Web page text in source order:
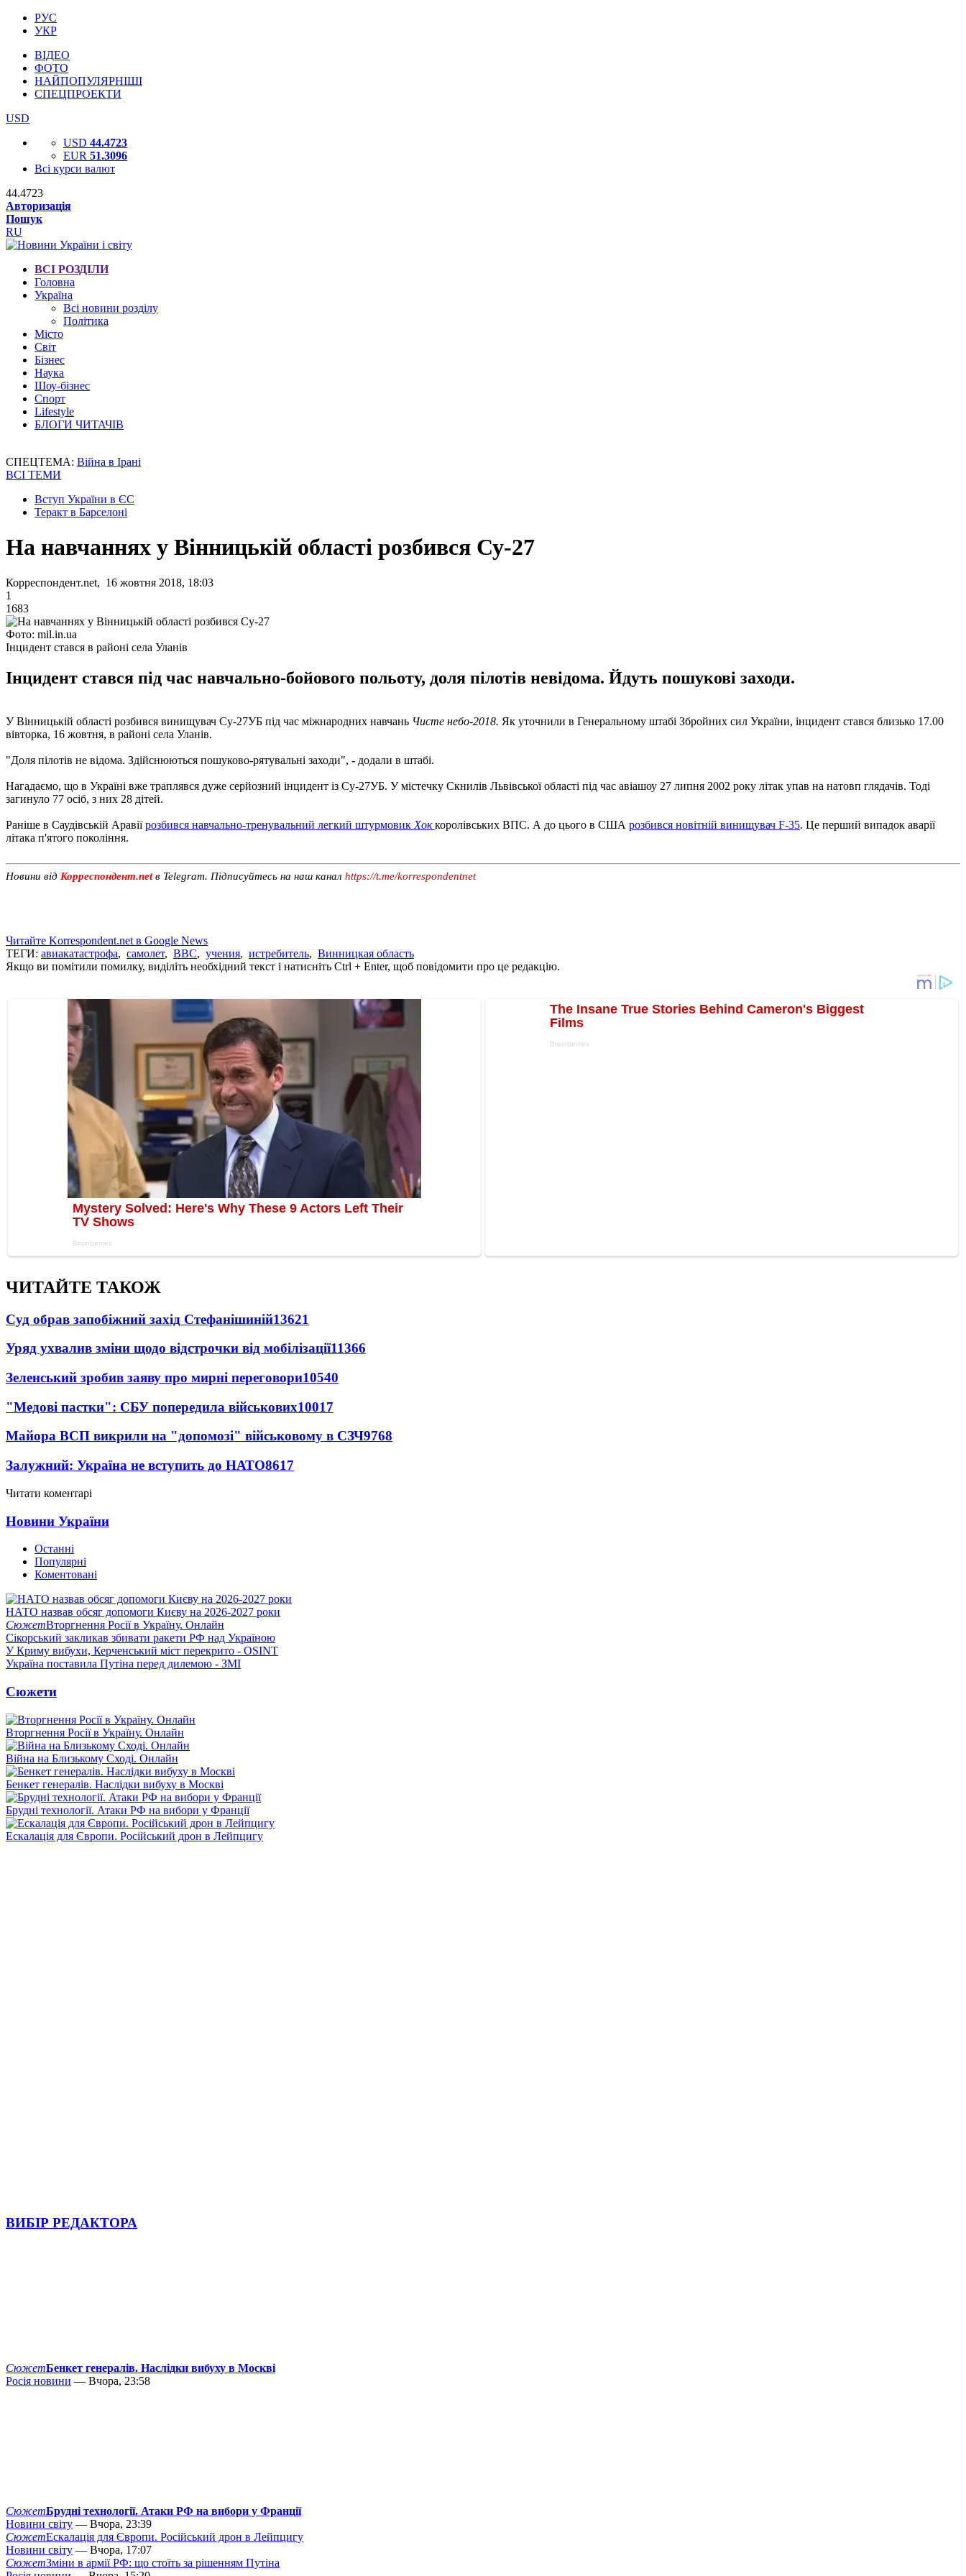
РУС
УКР
ВІДЕО
ФОТО
НАЙПОПУЛЯРНІШІ
СПЕЦПРОЕКТИ
USD
USD 44.4723
EUR 51.3096
Всі курси валют
44.4723
Авторизація
Пошук
RU
ВСІ РОЗДІЛИ
Головна
Україна
Всі новини розділу
Політика
Місто
Світ
Бізнес
Наука
Шоу-бізнес
Спорт
Lifestyle
БЛОГИ ЧИТАЧІВ
СПЕЦТЕМА: Війна в Ірані
ВСІ ТЕМИ
Вступ України в ЄС
Теракт в Барселоні
На навчаннях у Вінницькій області розбився Су-27
Корреспондент.net, 16 жовтня 2018, 18:03
1
1683
Фото: mil.in.ua
Інцидент стався в районі села Уланів
Інцидент стався під час навчально-бойового польоту, доля пілотів невідома. Йдуть пошукові заходи.
У Вінницькій області розбився винищувач Су-27УБ під час міжнародних навчань Чисте небо-2018. Як уточнили в Генеральному штабі Збройних сил України, інцидент стався близько 17.00
вівторка, 16 жовтня, в районі села Уланів.
"Доля пілотів не відома. Здійснюються пошуково-рятувальні заходи", - додали в штабі.
Нагадаємо, що в Україні вже траплявся дуже серйозний інцидент із Су-27УБ. У містечку Скнилів Львівської області під час авіашоу 27 липня 2002 року літак упав на натовп глядачів. Тоді
загинуло 77 осіб, з них 28 дітей.
Раніше в Саудівській Аравіїрозбився навчально-тренувальний легкий штурмовик Хоккоролівських ВПС. А до цього в США розбився новітній винищувач F-35. Це перший випадок аварії
літака п'ятого покоління.
Новини від Корреспондент.netв Telegram. Підписуйтесь на наш канал https://t.me/korrespondentnet
Читайте Korrespondent.net в Google News
ТЕГИ: авиакатастрофа, самолет, ВВС, учения, истребитель, Винницкая область
Якщо ви помітили помилку, виділіть необхідний текст і натисніть Ctrl + Enter, щоб повідомити про це редакцію.
ЧИТАЙТЕ ТАКОЖ
Суд обрав запобіжний захід Стефанішиній13621
Уряд ухвалив зміни щодо відстрочки від мобілізації11366
Зеленський зробив заяву про мирні переговори10540
"Медові пастки": СБУ попередила військових10017
Майора ВСП викрили на "допомозі" військовому в СЗЧ9768
Залужний: Україна не вступить до НАТО8617
Читати коментарі
Новини України
Останні
Популярні
Коментовані
НАТО назвав обсяг допомоги Києву на 2026-2027 роки
СюжетВторгнення Росії в Україну. Онлайн
Сікорський закликав збивати ракети РФ над Україною
У Криму вибухи, Керченський міст перекрито - OSINT
Україна поставила Путіна перед дилемою - ЗМІ
Сюжети
Вторгнення Росії в Україну. Онлайн
Війна на Близькому Сході. Онлайн
Бенкет генералів. Наслідки вибуху в Москві
Брудні технології. Атаки РФ на вибори у Франції
Ескалація для Європи. Російський дрон в Лейпцигу
ВИБІР РЕДАКТОРА
СюжетБенкет генералів. Наслідки вибуху в Москві
Росія новини — Вчора, 23:58
СюжетБрудні технології. Атаки РФ на вибори у Франції
Новини світу — Вчора, 23:39
СюжетЕскалація для Європи. Російський дрон в Лейпцигу
Новини світу — Вчора, 17:07
СюжетЗміни в армії РФ: що стоїть за рішенням Путіна